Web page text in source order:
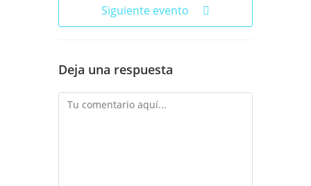
Siguiente evento
Deja una respuesta
Comentario